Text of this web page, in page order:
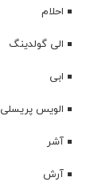
احلام
الی گولدینگ
ابی
الویس پریسلی
آشر
آرش